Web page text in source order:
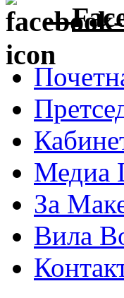
Медиа
За
Вила